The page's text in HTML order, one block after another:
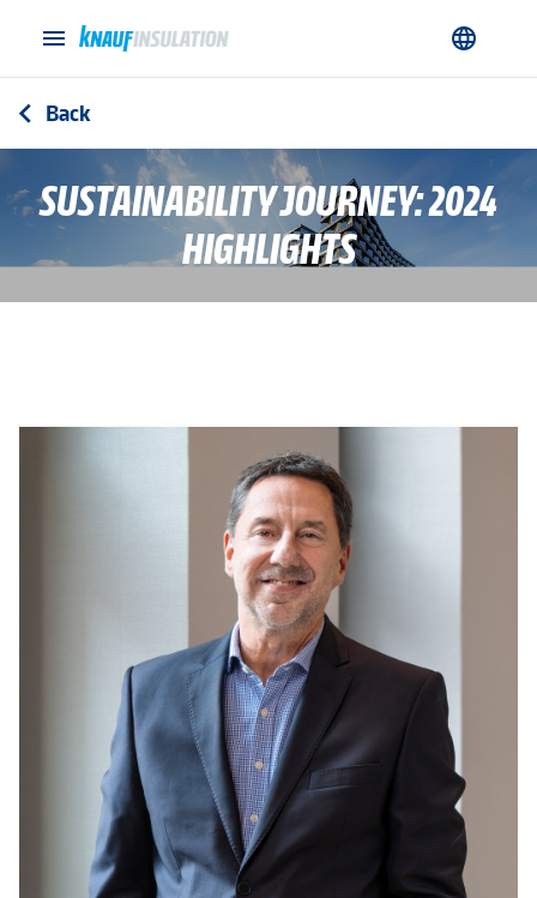
menu language
arrow_back_ios Back
SUSTAINABILITY JOURNEY: 2024
HIGHLIGHTS